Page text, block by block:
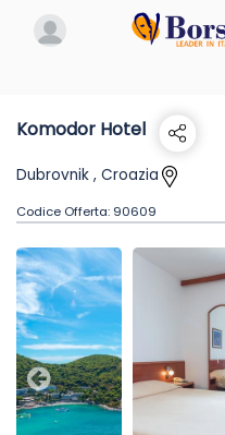
Komodor Hotel
Dubrovnik , Croazia
Codice Offerta: 90609